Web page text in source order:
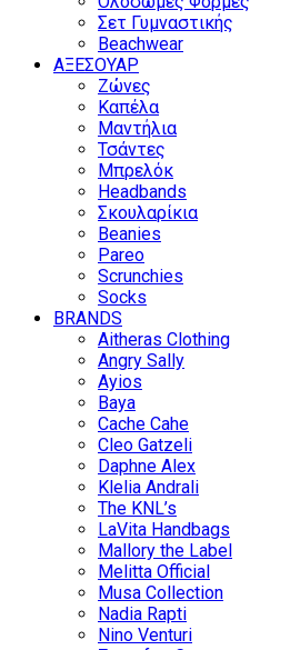
Σετ Γυμναστικής
Beachwear
ΑΞΕΣΟΥΑΡ
Ζώνες
Καπέλα
Μαντήλια
Τσάντες
Μπρελόκ
Headbands
Σκουλαρίκια
Beanies
Pareo
Scrunchies
Socks
BRANDS
Aitheras Clothing
Angry Sally
Ayios
Baya
Cache Cahe
Cleo Gatzeli
Daphne Alex
Klelia Andrali
The KNL’s
LaVita Handbags
Mallory the Label
Melitta Official
Musa Collection
Nadia Rapti
Nino Venturi